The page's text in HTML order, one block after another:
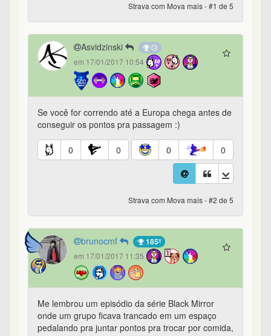
Strava com Mova mais - #1 de 5
Asvidzinski
em 17/01/2017 10:54
Se você for correndo até a Europa chega antes de
conseguir os pontos pra passagem :)
0 0 0 0
Strava com Mova mais - #2 de 5
brunocmf 185º
em 17/01/2017 11:35
Me lembrou um episódio da série Black Mirror
onde um grupo ficava trancado em um espaço
pedalando pra juntar pontos pra trocar por comida,